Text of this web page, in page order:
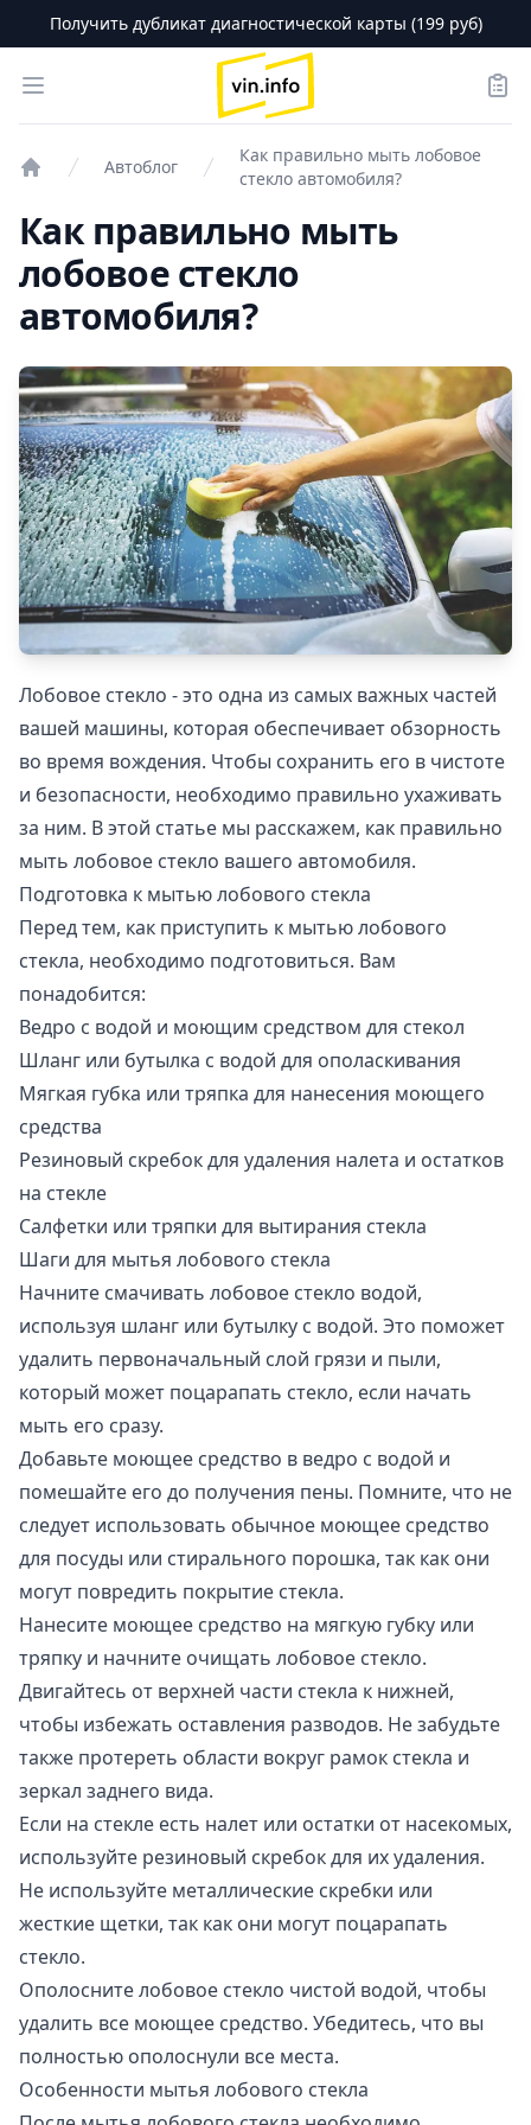
Получить дубликат диагностической карты (199 руб)
Open menu
logo
Автоблог
Как правильно мыть лобовое
стекло автомобиля?
Как правильно мыть
лобовое стекло
автомобиля?
Лобовое стекло - это одна из самых важных частей
вашей машины, которая обеспечивает обзорность
во время вождения. Чтобы сохранить его в чистоте
и безопасности, необходимо правильно ухаживать
за ним. В этой статье мы расскажем, как правильно
мыть лобовое стекло вашего автомобиля.
Подготовка к мытью лобового стекла
Перед тем, как приступить к мытью лобового
стекла, необходимо подготовиться. Вам
понадобится:
Ведро с водой и моющим средством для стекол
Шланг или бутылка с водой для ополаскивания
Мягкая губка или тряпка для нанесения моющего
средства
Резиновый скребок для удаления налета и остатков
на стекле
Салфетки или тряпки для вытирания стекла
Шаги для мытья лобового стекла
Начните смачивать лобовое стекло водой,
используя шланг или бутылку с водой. Это поможет
удалить первоначальный слой грязи и пыли,
который может поцарапать стекло, если начать
мыть его сразу.
Добавьте моющее средство в ведро с водой и
помешайте его до получения пены. Помните, что не
следует использовать обычное моющее средство
для посуды или стирального порошка, так как они
могут повредить покрытие стекла.
Нанесите моющее средство на мягкую губку или
тряпку и начните очищать лобовое стекло.
Двигайтесь от верхней части стекла к нижней,
чтобы избежать оставления разводов. Не забудьте
также протереть области вокруг рамок стекла и
зеркал заднего вида.
Если на стекле есть налет или остатки от насекомых,
используйте резиновый скребок для их удаления.
Не используйте металлические скребки или
жесткие щетки, так как они могут поцарапать
стекло.
Ополосните лобовое стекло чистой водой, чтобы
удалить все моющее средство. Убедитесь, что вы
полностью ополоснули все места.
Особенности мытья лобового стекла